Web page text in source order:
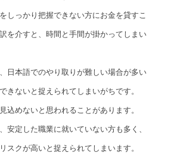
しっかり把握できない方にお金を貸すこ
を介すと、時間と手間が掛かってしまい
日本語でのやり取りが難しい場合が多い
きないと捉えられてしまいがちです。
込めないと思われることがあります。
安定した職業に就いていない方も多く、
スクが高いと捉えられてしまいます。